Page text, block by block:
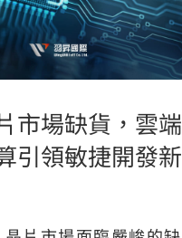
市場缺貨，雲端
引領敏捷開發新